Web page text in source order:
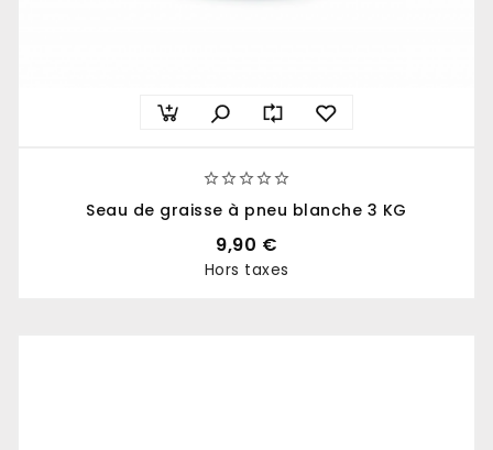

Seau de graisse à pneu blanche 3 KG
9,90 €
Hors taxes